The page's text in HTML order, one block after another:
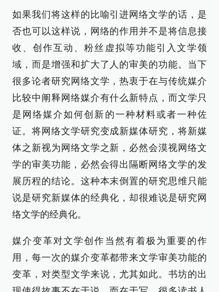
如果我们将这样的比喻引进网络文学的话，是
否也可以这样说，网络的作用并不是将信息接
收、创作互动、粉丝虚拟等功能引入文学领
域，而是增强和扩大了人的审美的功能。当下
很多论者研究网络文学，热衷于在与传统媒介
比较中阐释网络媒介有什么新特点，而文学只
是网络媒介如何创新的一种材料或者一种佐
证。将网络文学研究变成新媒体研究，将新媒
体之新视为网络文学之新，必然会漠视网络文
学的审美功能，必然会得出隔断网络文学的发
展历程的结论。这种本末倒置的研究思维只能
说是研究新媒体的经典化，却很难说是研究网
络文学的经典化。
媒介变革对文学创作当然有着极为重要的作
用，每一次的媒介变革都带来文学审美功能的
变革，对类型文学来说，尤其如此。书坊的出